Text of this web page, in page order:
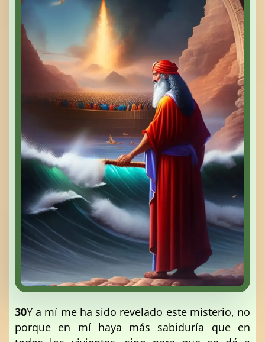
30Y a mí me ha sido revelado este misterio, no
porque en mí haya más sabiduría que en